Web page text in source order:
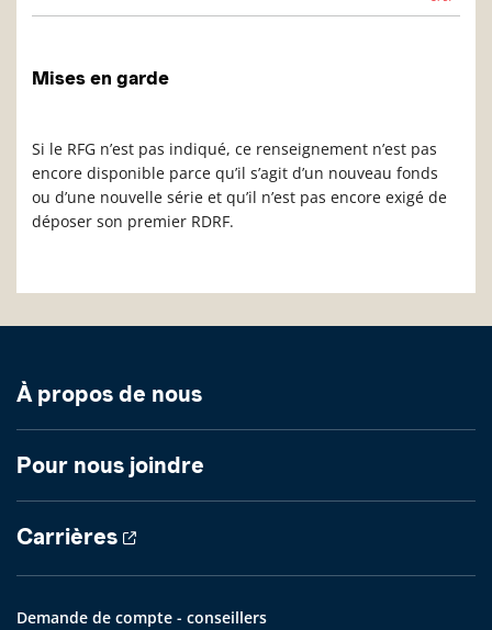
Mises en garde
Si le RFG n’est pas indiqué, ce renseignement n’est pas
encore disponible parce qu’il s’agit d’un nouveau fonds
ou d’une nouvelle série et qu’il n’est pas encore exigé de
déposer son premier RDRF.
À propos de nous
Pour nous joindre
Carrières
Demande de compte - conseillers